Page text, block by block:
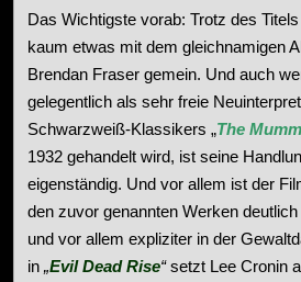
Das Wichtigste vorab: Trotz des
kaum etwas mit dem gleichnamigen
Brendan Fraser gemein. Und auch
gelegentlich als sehr freie
Schwarzweiß-Klassikers „The
1932 gehandelt wird, ist seine
eigenständig. Und vor allem ist der
den zuvor genannten Werken
und vor allem expliziter in der
in„Evil Dead Rise“setzt Lee Cronin